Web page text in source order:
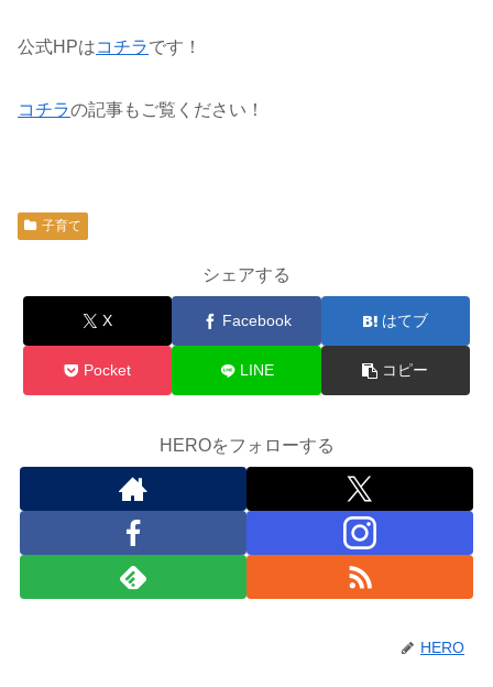
公式HPはコチラです！
コチラの記事もご覧ください！
子育て
シェアする
X Facebook はてブ
Pocket LINE コピー
HEROをフォローする
HERO